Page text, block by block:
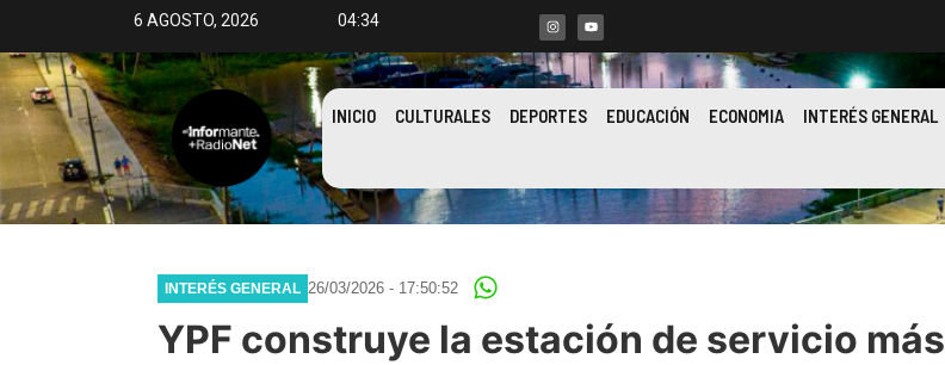
6 AGOSTO, 2026 04:34
INICIO CULTURALES DEPORTES EDUCACIÓN ECONOMIA INTERÉS GENERAL
INTERÉS GENERAL 26/03/2026 - 17:50:52
YPF construye la estación de servicio más